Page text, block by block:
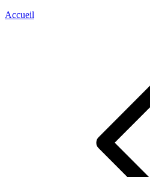
Accueil